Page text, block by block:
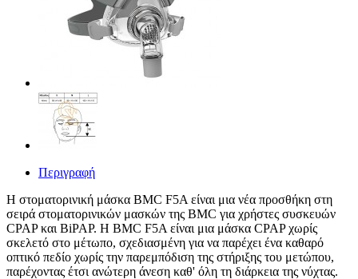
Περιγραφή
Η στοματορινική μάσκα BMC F5A είναι μια νέα προσθήκη στη
σειρά στοματορινικών μασκών της BMC για χρήστες συσκευών
CPAP και BiPAP. Η BMC F5A είναι μια μάσκα CPAP χωρίς
σκελετό στο μέτωπο, σχεδιασμένη για να παρέχει ένα καθαρό
οπτικό πεδίο χωρίς την παρεμπόδιση της στήριξης του μετώπου,
παρέχοντας έτσι ανώτερη άνεση καθ' όλη τη διάρκεια της νύχτας.